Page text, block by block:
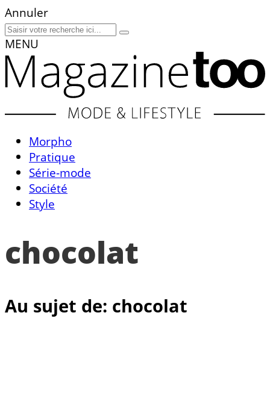
Annuler
MENU
Morpho
Pratique
Série-mode
Société
Style
chocolat
Au sujet de: chocolat